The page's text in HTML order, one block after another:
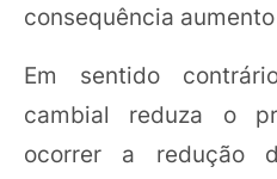
consequência
Em sentido
cambial reduza o
ocorrer a redução